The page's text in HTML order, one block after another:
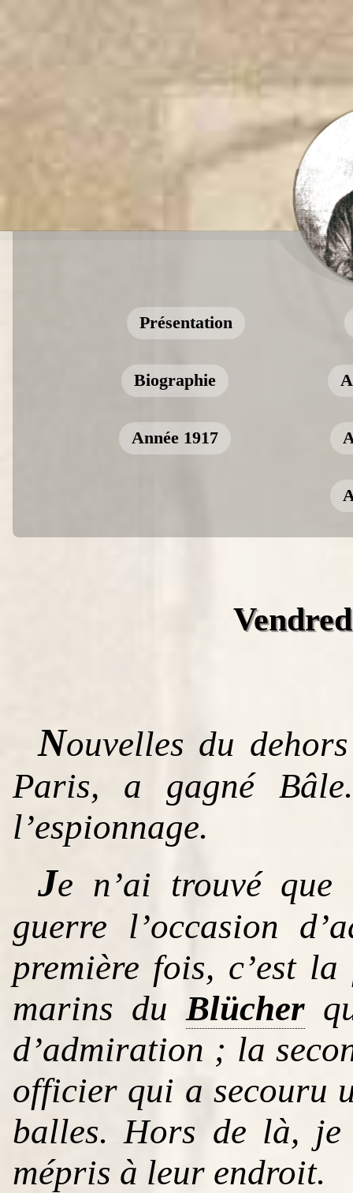
Présentation
Biographie
Année 1917
Nouvelles du
Paris, a gagné
l’espionnage.
Je n’ai trouvé que
guerre l’occasion
première fois, c’est
marins duBlücher
d’admiration ; la
officier qui a secouru
balles. Hors de là, je
mépris à leur endroit.